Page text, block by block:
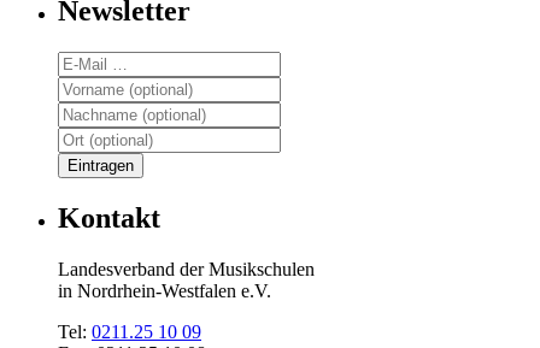
Newsletter
Kontakt
Landesverband der Musikschulen
in Nordrhein-Westfalen e.V.
Tel: 0211.25 10 09